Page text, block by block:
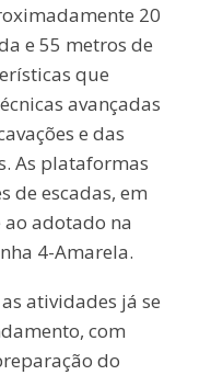
20
e 55 metros de
que
avançadas
e das
As plataformas
de escadas, em
adotado na
4-Amarela.
atividades já se
com
do